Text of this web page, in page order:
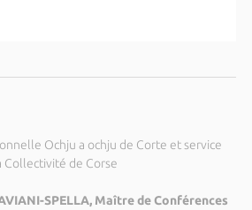
Ochju a ochju de Corte et service
Collectivité de Corse
SPELLA, Maître de Conférences